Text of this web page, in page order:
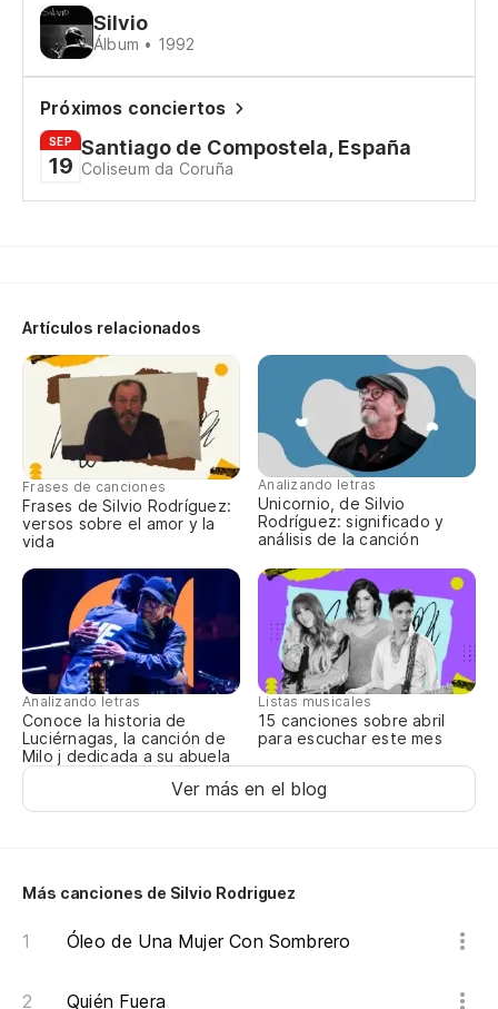
Silvio
Álbum • 1992
Próximos conciertos
SEP
19
Santiago de Compostela, España
Coliseum da Coruña
Artículos relacionados
Frases de canciones
Frases de Silvio Rodríguez:
versos sobre el amor y la
vida
Analizando letras
Unicornio, de Silvio
Rodríguez: significado y
análisis de la canción
Analizando letras
Conoce la historia de
Luciérnagas, la canción de
Milo j dedicada a su abuela
Listas musicales
15 canciones sobre abril
para escuchar este mes
Ver más en el blog
Más canciones de Silvio Rodriguez
Óleo de Una Mujer Con Sombrero
Quién Fuera